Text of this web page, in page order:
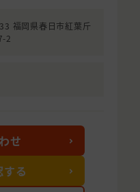
福岡県春日市紅葉斤
2
せ
る